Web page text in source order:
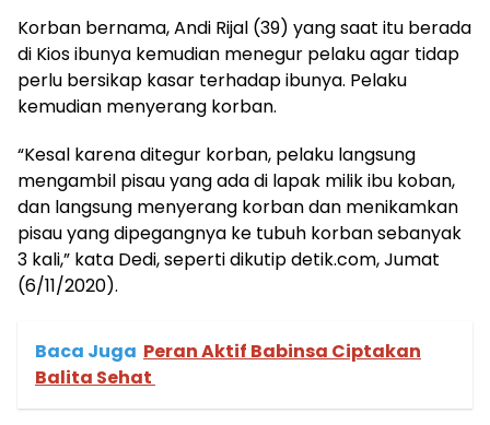
Korban bernama, Andi Rijal (39) yang saat itu berada
di Kios ibunya kemudian menegur pelaku agar tidap
perlu bersikap kasar terhadap ibunya. Pelaku
kemudian menyerang korban.
“Kesal karena ditegur korban, pelaku langsung
mengambil pisau yang ada di lapak milik ibu koban,
dan langsung menyerang korban dan menikamkan
pisau yang dipegangnya ke tubuh korban sebanyak
3 kali,” kata Dedi, seperti dikutip detik.com, Jumat
(6/11/2020).
Baca Juga Peran Aktif Babinsa Ciptakan
Balita Sehat